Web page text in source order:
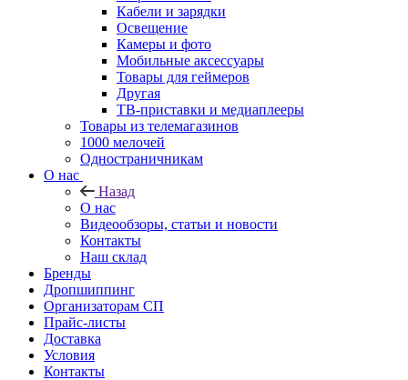
Кабели и зарядки
Освещение
Камеры и фото
Мобильные аксессуары
Товары для геймеров
Другая
ТВ-приставки и медиаплееры
Товары из телемагазинов
1000 мелочей
Одностраничникам
О нас
Назад
О нас
Видеообзоры, статьи и новости
Контакты
Наш склад
Бренды
Дропшиппинг
Организаторам СП
Прайс-листы
Доставка
Условия
Контакты